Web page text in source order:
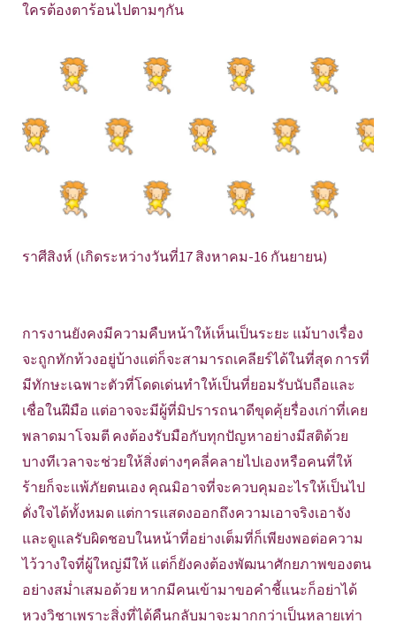
ใครต้องตาร้อนไปตามๆกัน
ราศีสิงห์ (เกิดระหว่างวันที่17 สิงหาคม-16 กันยายน)
การงานยังคงมีความคืบหน้าให้เห็นเป็นระยะ แม้บางเรื่อง
จะถูกทักท้วงอยู่บ้างแต่ก็จะสามารถเคลียร์ได้ในที่สุด การที่
มีทักษะเฉพาะตัวที่โดดเด่นทำให้เป็นที่ยอมรับนับถือและ
เชื่อในฝีมือ แต่อาจจะมีผู้ที่มิปรารถนาดีขุดคุ้ยรื่องเก่าที่เคย
พลาดมาโจมตี คงต้องรับมือกับทุกปัญหาอย่างมีสติด้วย
บางทีเวลาจะช่วยให้สิ่งต่างๆคลี่คลายไปเองหรือคนที่ให้
ร้ายก็จะแพ้ภัยตนเอง คุณมิอาจที่จะควบคุมอะไรให้เป็นไป
ดั่งใจได้ทั้งหมด แต่การแสดงออกถึงความเอาจริงเอาจัง
และดูแลรับผิดชอบในหน้าที่อย่างเต็มที่ก็เพียงพอต่อความ
ไว้วางใจที่ผู้ใหญ่มีให้ แต่ก็ยังคงต้องพัฒนาศักยภาพของตน
อย่างสม่ำเสมอด้วย หากมีคนเข้ามาขอคำชี้แนะก็อย่าได้
หวงวิชาเพราะสิ่งที่ได้คืนกลับมาจะมากกว่าเป็นหลายเท่า